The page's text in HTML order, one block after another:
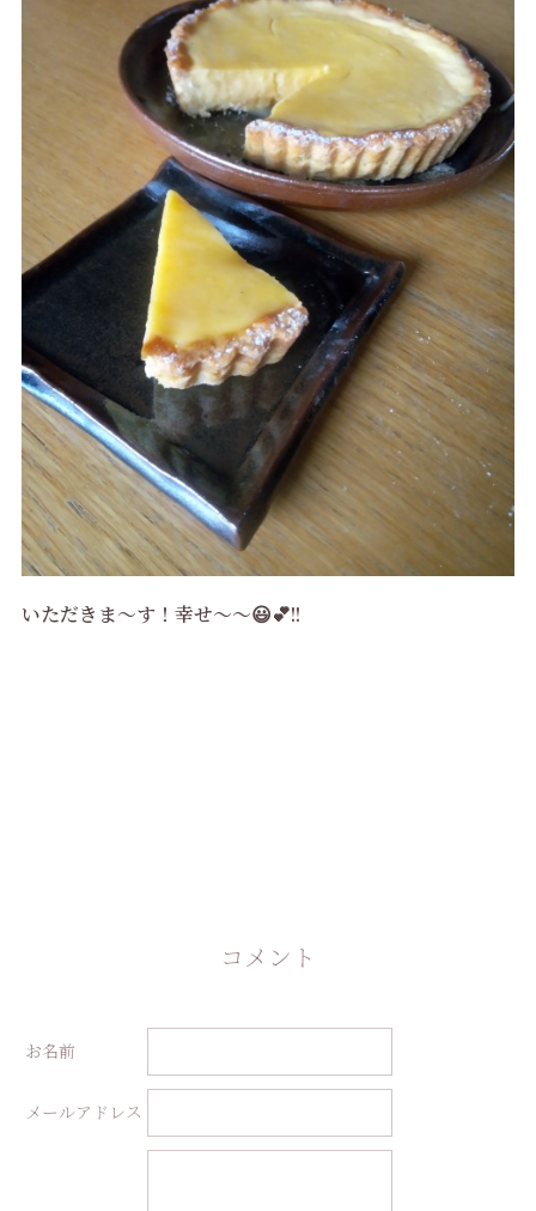
いただきま～す！幸せ～～😃💕!!
コメント
お名前
メールアドレス